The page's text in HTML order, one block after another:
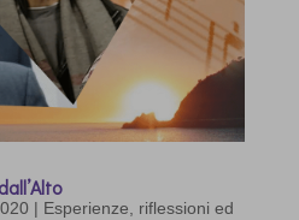
| Esperienze, riflessioni ed